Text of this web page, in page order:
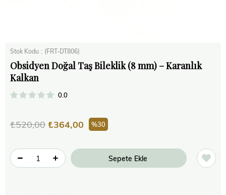
Stok Kodu (FRT-DT806)
Obsidyen Doğal Taş Bileklik (8 mm) – Karanlık
Kalkan
0.0
₺520,00 ₺364,00 30